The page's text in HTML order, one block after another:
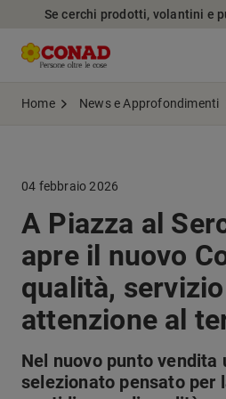
Se cerchi prodotti, volantini e
Home News e Approfondimenti
04 febbraio 2026
A Piazza al
apre il nuovo
qualità,
attenzione al
Nel nuovo punto vendita
selezionato pensato per